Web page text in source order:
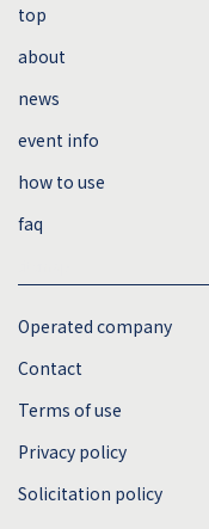
top
about
news
event info
how to use
faq
Operated company
Contact
Terms of use
Privacy policy
Solicitation policy